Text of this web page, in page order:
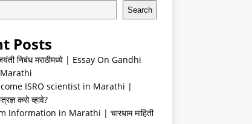
Search
Posts
जयंती निबंध मराठीमध्ये | Essay On Gandhi
ISRO scientist in Marathi |
कसे व्हावे?
Information in Marathi | चारधाम माहिती